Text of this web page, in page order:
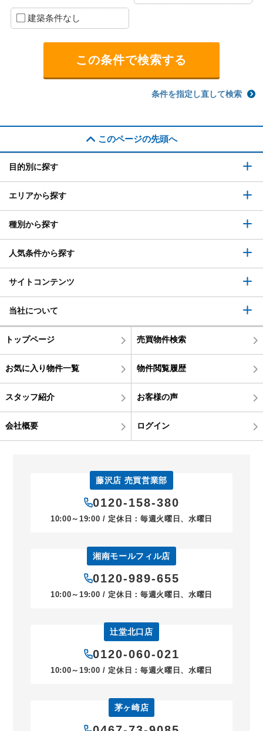
建築条件なし
条件を指定し直して検索
このページの先頭へ
目的別に探す
エリアから探す
種別から探す
人気条件から探す
サイトコンテンツ
当社について
トップページ 売買物件検索
お気に入り物件一覧 物件閲覧履歴
スタッフ紹介 お客様の声
会社概要 ログイン
藤沢店 売買営業部
0120-158-380
10:00～19:00 / 定休日：毎週火曜日、水曜日
湘南モールフィル店
0120-989-655
10:00～19:00 / 定休日：毎週火曜日、水曜日
辻堂北口店
0120-060-021
10:00～19:00 / 定休日：毎週火曜日、水曜日
茅ヶ崎店